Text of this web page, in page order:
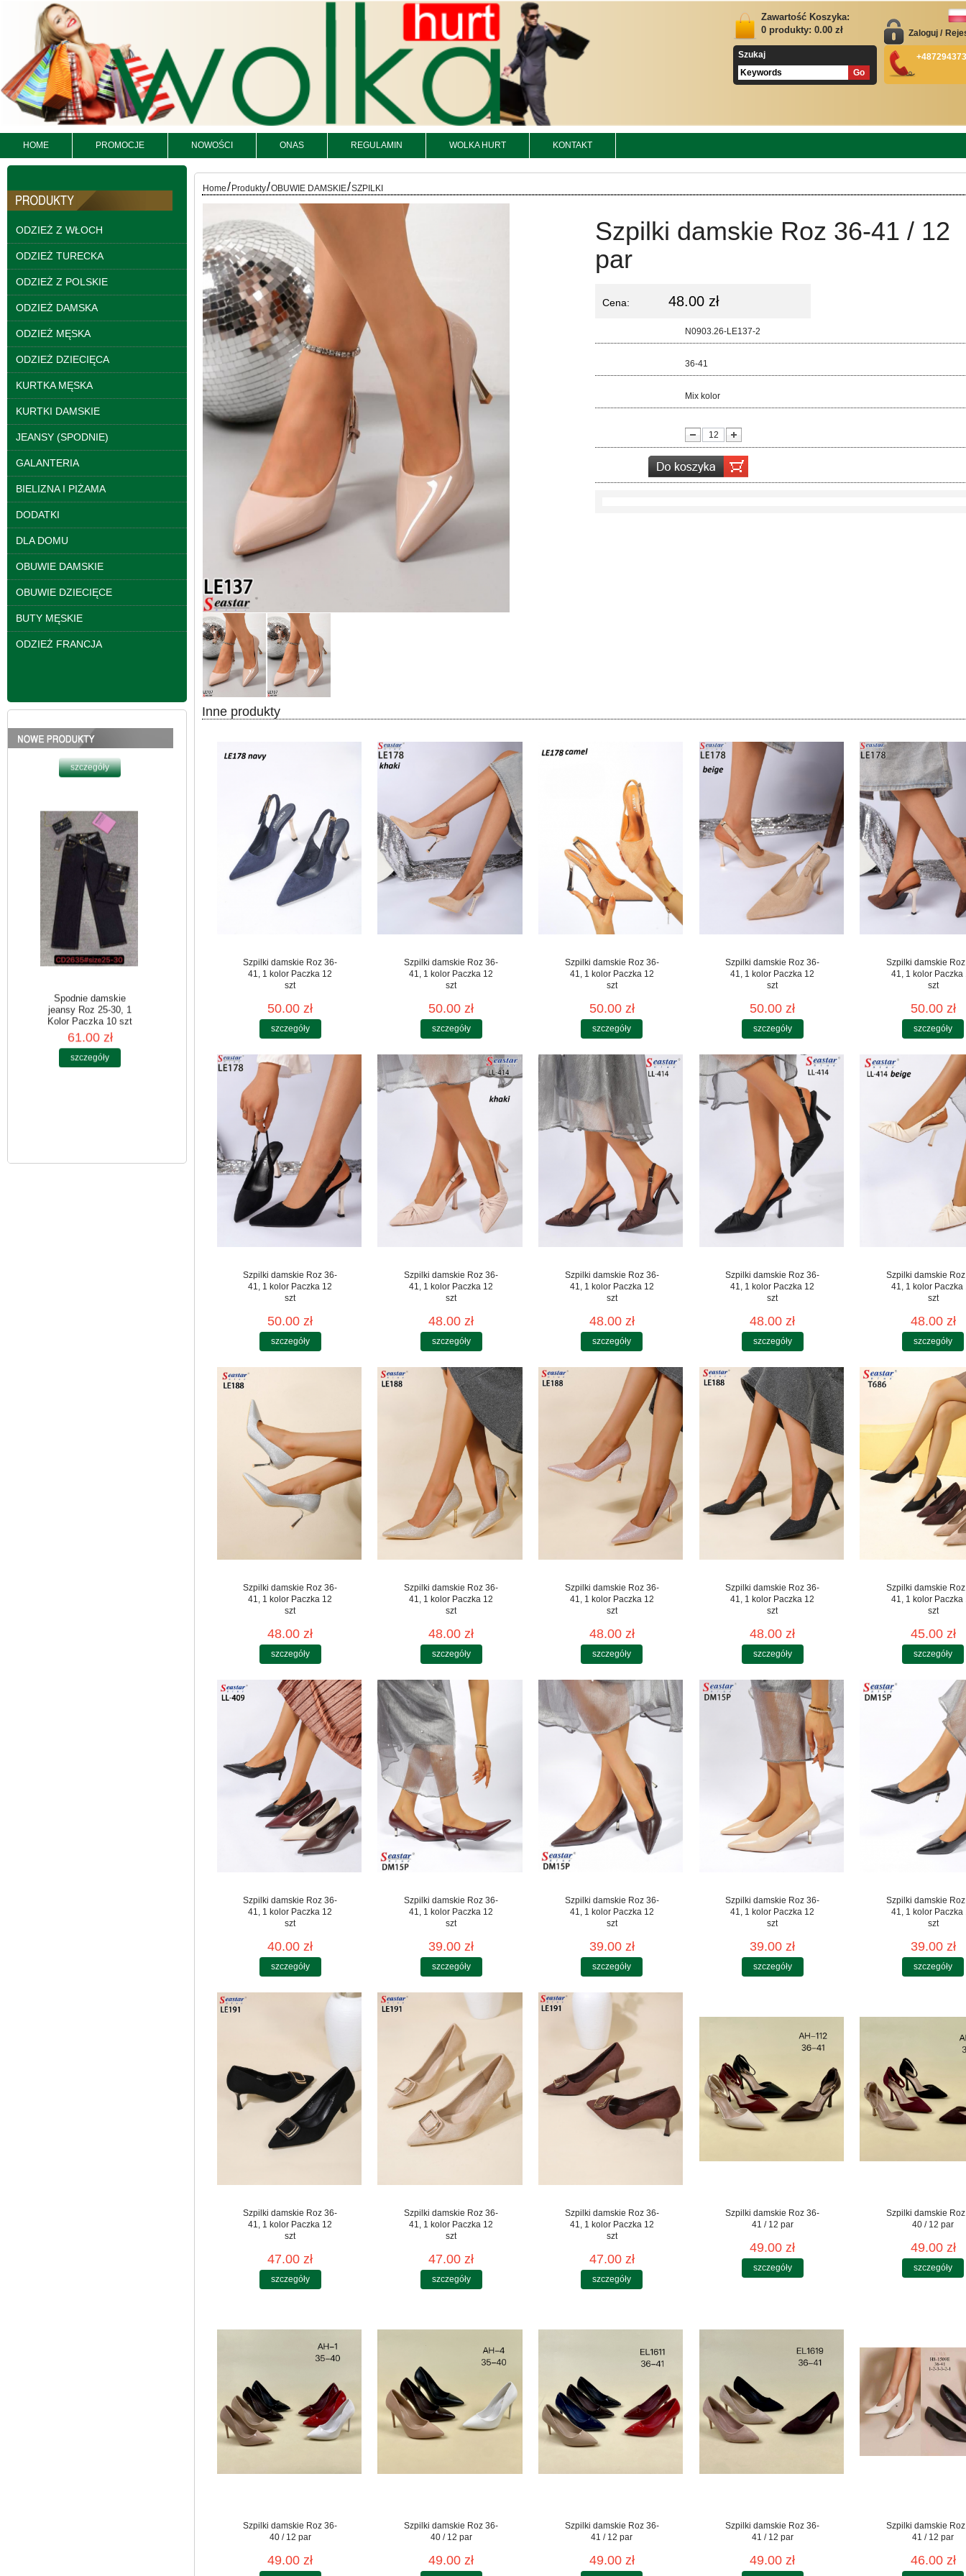
Zawartość Koszyka:
0 produkty: 0.00 zł
Szukaj
Zaloguj /
HOME PROMOCJE NOWOŚCI ONAS REGULAMIN WOLKA HURT KONTAKT
ODZIEŻ Z WŁOCH
ODZIEŻ TURECKA
ODZIEŻ Z POLSKIE
ODZIEŻ DAMSKA
ODZIEŻ MĘSKA
ODZIEŻ DZIECIĘCA
KURTKA MĘSKA
KURTKI DAMSKIE
JEANSY (SPODNIE)
GALANTERIA
BIELIZNA I PIŻAMA
DODATKI
DLA DOMU
OBUWIE DAMSKIE
OBUWIE DZIECIĘCE
BUTY MĘSKIE
ODZIEŻ FRANCJA
jeansy Roz 25-30, 1
Kolor Paczka 10 szt
61.00 zł
szczegóły
Spodnie damskie
jeansy Roz 25-30, 1
Kolor Paczka 10 szt
Spodnie damskie
jeansy Roz 25-30, 1
61.00 zł
szczegóły
Spodnie damskie
jeansy Roz 25-30, 1
Home/ Produkty/OBUWIE DAMSKIE/SZPILKI
Szpilki damskie Roz 36-41 / 12
par
Cena: 48.00 zł
N0903.26-LE137-2
36-41
Mix kolor
Inne produkty
Szpilki damskie Roz 36-
41, 1 kolor Paczka 12
szt
50.00 zł
szczegóły
Szpilki damskie Roz 36-
41, 1 kolor Paczka 12
szt
50.00 zł
szczegóły
Szpilki damskie Roz 36-
41, 1 kolor Paczka 12
szt
50.00 zł
szczegóły
Szpilki damskie Roz 36-
41, 1 kolor Paczka 12
szt
50.00 zł
szczegóły
Szpilki damskie
41, 1 kolor Paczka
szt
50.00 zł
szczegóły
Szpilki damskie Roz 36-
41, 1 kolor Paczka 12
szt
50.00 zł
szczegóły
Szpilki damskie Roz 36-
41, 1 kolor Paczka 12
szt
48.00 zł
szczegóły
Szpilki damskie Roz 36-
41, 1 kolor Paczka 12
szt
48.00 zł
szczegóły
Szpilki damskie Roz 36-
41, 1 kolor Paczka 12
szt
48.00 zł
szczegóły
Szpilki damskie
41, 1 kolor Paczka
szt
48.00 zł
szczegóły
Szpilki damskie Roz 36-
41, 1 kolor Paczka 12
szt
48.00 zł
szczegóły
Szpilki damskie Roz 36-
41, 1 kolor Paczka 12
szt
48.00 zł
szczegóły
Szpilki damskie Roz 36-
41, 1 kolor Paczka 12
szt
48.00 zł
szczegóły
Szpilki damskie Roz 36-
41, 1 kolor Paczka 12
szt
48.00 zł
szczegóły
Szpilki damskie
41, 1 kolor Paczka
szt
45.00 zł
szczegóły
Szpilki damskie Roz 36-
41, 1 kolor Paczka 12
szt
40.00 zł
szczegóły
Szpilki damskie Roz 36-
41, 1 kolor Paczka 12
szt
39.00 zł
szczegóły
Szpilki damskie Roz 36-
41, 1 kolor Paczka 12
szt
39.00 zł
szczegóły
Szpilki damskie Roz 36-
41, 1 kolor Paczka 12
szt
39.00 zł
szczegóły
Szpilki damskie
41, 1 kolor Paczka
szt
39.00 zł
szczegóły
Szpilki damskie Roz 36-
41, 1 kolor Paczka 12
szt
47.00 zł
szczegóły
Szpilki damskie Roz 36-
41, 1 kolor Paczka 12
szt
47.00 zł
szczegóły
Szpilki damskie Roz 36-
41, 1 kolor Paczka 12
szt
47.00 zł
szczegóły
Szpilki damskie Roz 36-
41 / 12 par
49.00 zł
szczegóły
Szpilki damskie
40 / 12 par
49.00 zł
szczegóły
Szpilki damskie Roz 36-
40 / 12 par
49.00 zł
Szpilki damskie Roz 36-
40 / 12 par
49.00 zł
Szpilki damskie Roz 36-
41 / 12 par
49.00 zł
Szpilki damskie Roz 36-
41 / 12 par
49.00 zł
Szpilki damskie
41 / 12 par
46.00 zł